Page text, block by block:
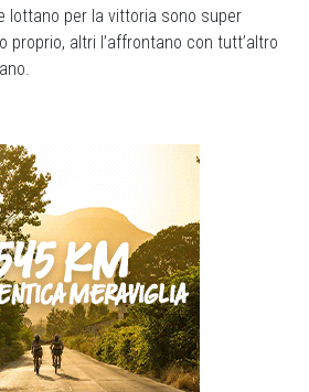
lottano per la vittoria sono super
proprio, altri l’affrontano con tutt’altro